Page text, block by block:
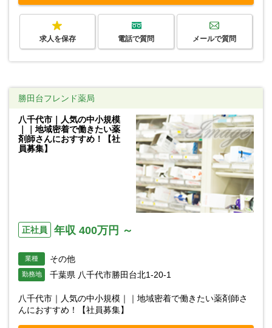
求人を保存 電話で質問 メールで質問
勝田台フレンド薬局
八千代市｜人気の中小規模
｜｜地域密着で働きたい薬
剤師さんにおすすめ！【社
員募集】
正社員 年収 400万円 ～
業種 その他
勤務地 千葉県 八千代市勝田台北1-20-1
八千代市｜人気の中小規模｜｜地域密着で働きたい薬剤師さ
んにおすすめ！【社員募集】